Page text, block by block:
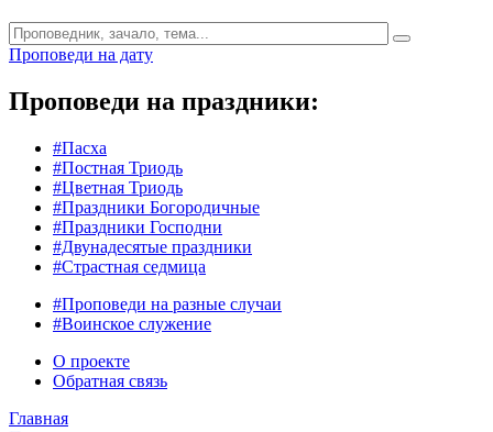
Проповеди на дату
Проповеди на праздники:
#Пасха
#Постная Триодь
#Цветная Триодь
#Праздники Богородичные
#Праздники Господни
#Двунадесятые праздники
#Страстная седмица
#Проповеди на разные случаи
#Воинское служение
О проекте
Обратная связь
Главная